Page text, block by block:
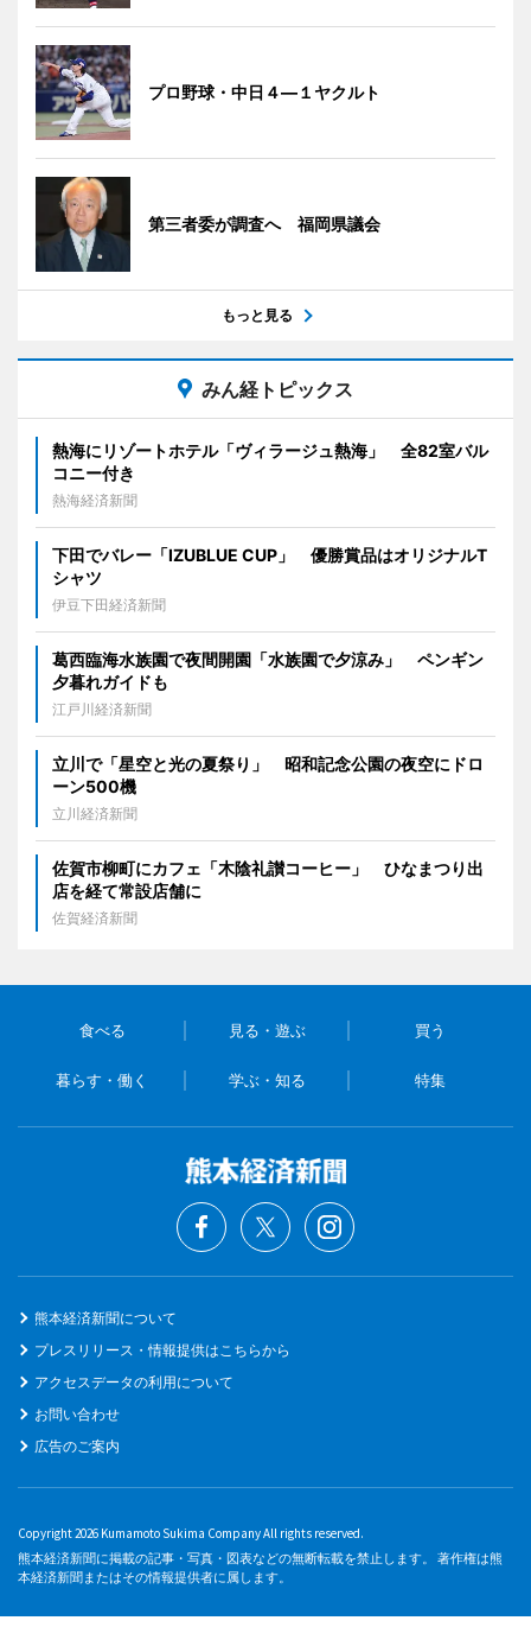
プロ野球・中日４―１ヤクルト
第三者委が調査へ 福岡県議会
もっと見る
みん経トピックス
熱海にリゾートホテル「ヴィラージュ熱海」 全82室バル
コニー付き
熱海経済新聞
下田でバレー「IZUBLUE CUP」 優勝賞品はオリジナルT
シャツ
伊豆下田経済新聞
葛西臨海水族園で夜間開園「水族園で夕涼み」 ペンギン
夕暮れガイドも
江戸川経済新聞
立川で「星空と光の夏祭り」 昭和記念公園の夜空にドロ
ーン500機
立川経済新聞
佐賀市柳町にカフェ「木陰礼讃コーヒー」 ひなまつり出
店を経て常設店舗に
佐賀経済新聞
食べる 見る・遊ぶ 買う
暮らす・働く 学ぶ・知る 特集
熊本経済新聞について
プレスリリース・情報提供はこちらから
アクセスデータの利用について
お問い合わせ
広告のご案内
Copyright 2026 Kumamoto Sukima Company All rights reserved.
熊本経済新聞に掲載の記事・写真・図表などの無断転載を禁止します。 著作権は熊
本経済新聞またはその情報提供者に属します。